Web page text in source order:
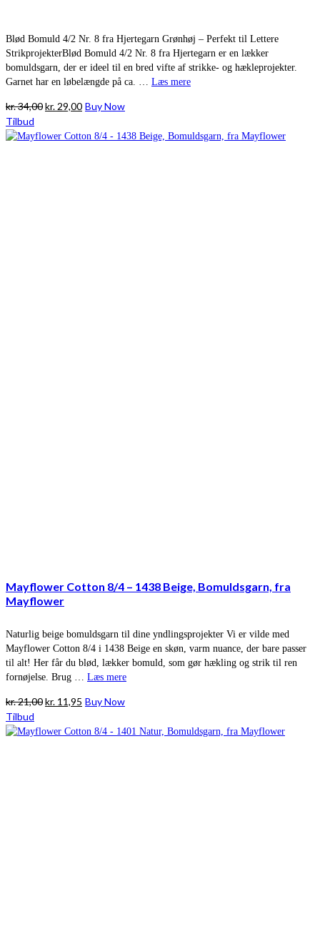
Blød Bomuld 4/2 Nr. 8 fra Hjertegarn Grønhøj – Perfekt til Lettere
StrikprojekterBlød Bomuld 4/2 Nr. 8 fra Hjertegarn er en lækker
bomuldsgarn, der er ideel til en bred vifte af strikke- og hækleprojekter.
Garnet har en løbelængde på ca. … Læs mere
kr.34,00Den
pris
kr. 29,00Den
pris
Buy Now
Tilbud
Mayflower Cotton 8/4 – 1438 Beige, Bomuldsgarn, fra
Mayflower
Naturlig beige bomuldsgarn til dine yndlingsprojekter Vi er vilde med
Mayflower Cotton 8/4 i 1438 Beige en skøn, varm nuance, der bare passer
til alt! Her får du blød, lækker bomuld, som gør hækling og strik til ren
fornøjelse. Brug … Læs mere
kr.21,00Den
pris
kr. 11,95 Den
pris
Buy Now
Tilbud